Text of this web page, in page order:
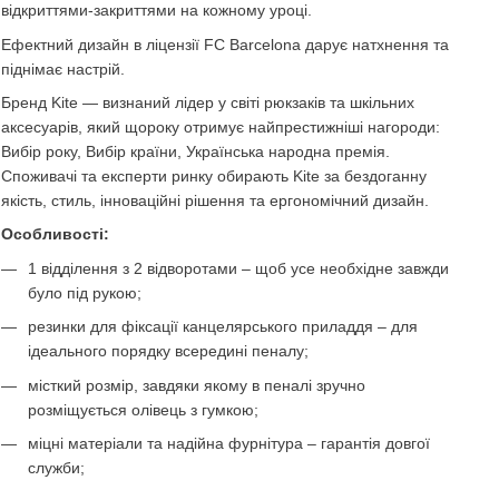
відкриттями-закриттями на кожному уроці.
Ефектний дизайн в ліцензії FC Barcelona дарує натхнення та
піднімає настрій.
Бренд Kite — визнаний лідер у світі рюкзаків та шкільних
аксесуарів, який щороку отримує найпрестижніші нагороди:
Вибір року, Вибір країни, Українська народна премія.
Споживачі та експерти ринку обирають Kite за бездоганну
якість, стиль, інноваційні рішення та ергономічний дизайн.
Особливості:
1 відділення з 2 відворотами – щоб усе необхідне завжди
було під рукою;
резинки для фіксації канцелярського приладдя – для
ідеального порядку всередині пеналу;
місткий розмір, завдяки якому в пеналі зручно
розміщується олівець з гумкою;
міцні матеріали та надійна фурнітура – гарантія довгої
служби;